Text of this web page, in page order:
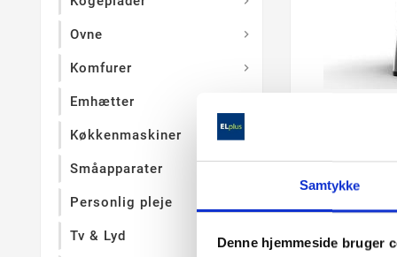
Samtykke
Denne hjemmeside bruger
Ovne 
Komfurer 
Emhætter
Køkkenmaskiner
Småapparater
Personlig pleje
Tv & Lyd
særlige